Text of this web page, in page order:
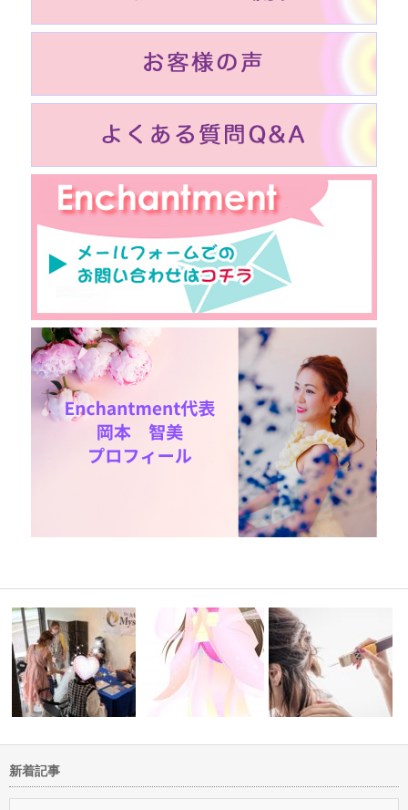
インド
伊勢にお越しいただきありがと内なる神ハイアーセルフに繋が
新着記事